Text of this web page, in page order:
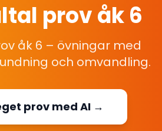
prov åk 6
åk 6 – övningar med
och omvandling.
prov med AI →